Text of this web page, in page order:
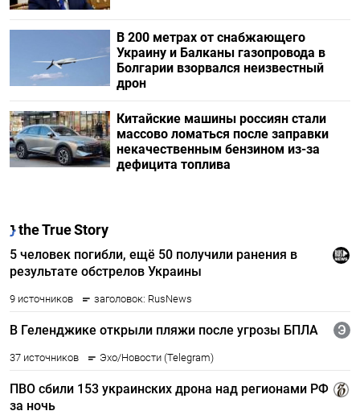
В 200 метрах от снабжающего
Украину и Балканы газопровода в
Болгарии взорвался неизвестный
дрон
Китайские машины россиян стали
массово ломаться после заправки
некачественным бензином из-за
дефицита топлива